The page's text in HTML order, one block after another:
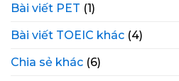
Bài viết PET (1)
Bài viết TOEIC khác (4)
Chia sẻ khác (6)